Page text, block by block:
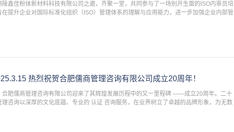
管理体系认证 工程建设施工企业质量管理体系
管理体系认证
鑫佳粉体新材料科技有限公司之邀，齐聚一堂，共同参与了一场别开生面的ISO内审员培
提升企业对国际标准化组织（ISO）管理体系的理解与应用能力，进一步加强企业内部管
热烈祝贺合肥儒商管理咨询有限公司成立20周年！
合肥儒商管理咨询有限公司迎来了其辉煌发展历程中的又一里程碑 ——成立20周年。二十
咨询以深厚的文化底蕴、专业的 认证 咨询服务，在业界树立了卓越的品牌形象，为无数